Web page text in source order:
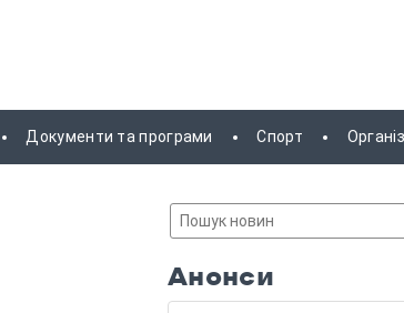
Документи та програми Спорт
Анонси